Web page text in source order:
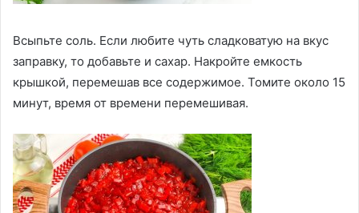
Всыпьте соль. Если любите чуть сладковатую на вкус
заправку, то добавьте и сахар. Накройте емкость
крышкой, перемешав все содержимое. Томите около 15
минут, время от времени перемешивая.